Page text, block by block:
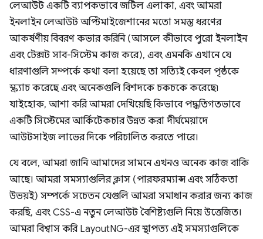
লেআউট একটি ব্যাপকভাবে জটিল এলাকা, এবং আমরা
ইনলাইন লেআউট অপ্টিমাইজেশানের মতো সমস্ত ধরণের
আকর্ষণীয় বিবরণ কভার করিনি (আসলে কীভাবে পুরো ইনলাইন
এবং টেক্সট সাব-সিস্টেম কাজ করে), এবং এমনকি এখানে যে
ধারণাগুলি সম্পর্কে কথা বলা হয়েছে তা সত্যিই কেবল পৃষ্ঠকে
স্ক্র্যাচ করেছে এবং অনেকগুলি বিশদকে চকচকে করেছে৷
যাইহোক, আশা করি আমরা দেখিয়েছি কিভাবে পদ্ধতিগতভাবে
একটি সিস্টেমের আর্কিটেকচার উন্নত করা দীর্ঘমেয়াদে
আউটসাইজ লাভের দিকে পরিচালিত করতে পারে।
যে বলে, আমরা জানি আমাদের সামনে এখনও অনেক কাজ বাকি
আছে। আমরা সমস্যাগুলির ক্লাস (পারফরম্যান্স এবং সঠিকতা
উভয়ই) সম্পর্কে সচেতন যেগুলি আমরা সমাধান করার জন্য কাজ
করছি, এবং CSS-এ নতুন লেআউট বৈশিষ্ট্যগুলি নিয়ে উত্তেজিত।
আমরা বিশ্বাস করি LayoutNG-এর স্থাপত্য এই সমস্যাগুলিকে